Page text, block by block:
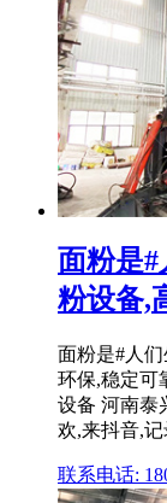
面粉是#
粉设备,
面粉是#人
环保,稳定可
设备 河南泰
欢,来抖音,记
联系电话: